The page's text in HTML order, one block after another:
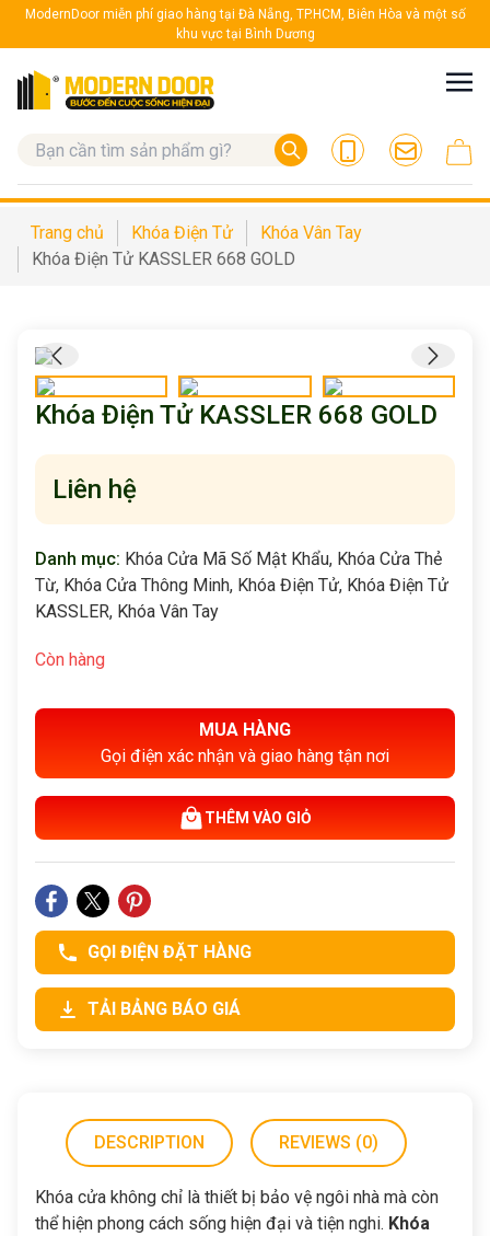
ModernDoor miễn phí giao hàng tại Đà Nẵng, TP.HCM, Biên Hòa và một số
khu vực tại Bình Dương
Trang chủ Khóa Điện Tử
Khóa Vân Tay
Khóa Điện Tử KASSLER 668 GOLD
Khóa Điện Tử KASSLER 668 GOLD
Liên hệ
Danh mục: Khóa Cửa Mã Số Mật Khẩu, Khóa Cửa Thẻ
Từ, Khóa Cửa Thông Minh, Khóa Điện Tử, Khóa Điện Tử
KASSLER, Khóa Vân Tay
Còn hàng
MUA HÀNG
Gọi điện xác nhận và giao hàng tận nơi
THÊM VÀO GIỎ
GỌI ĐIỆN ĐẶT HÀNG
TẢI BẢNG BÁO GIÁ
DESCRIPTION REVIEWS (0)
Khóa cửa không chỉ là thiết bị bảo vệ ngôi nhà mà còn
thể hiện phong cách sống hiện đại và tiện nghi. Khóa